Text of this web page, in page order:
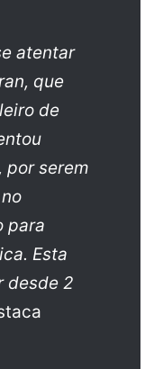
atentar
que
de
por serem
para
Esta
desde 2